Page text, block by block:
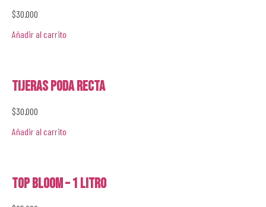
$30.000
Añadir al carrito
Tijeras Poda Recta
$30.000
Añadir al carrito
Top Bloom – 1 Litro